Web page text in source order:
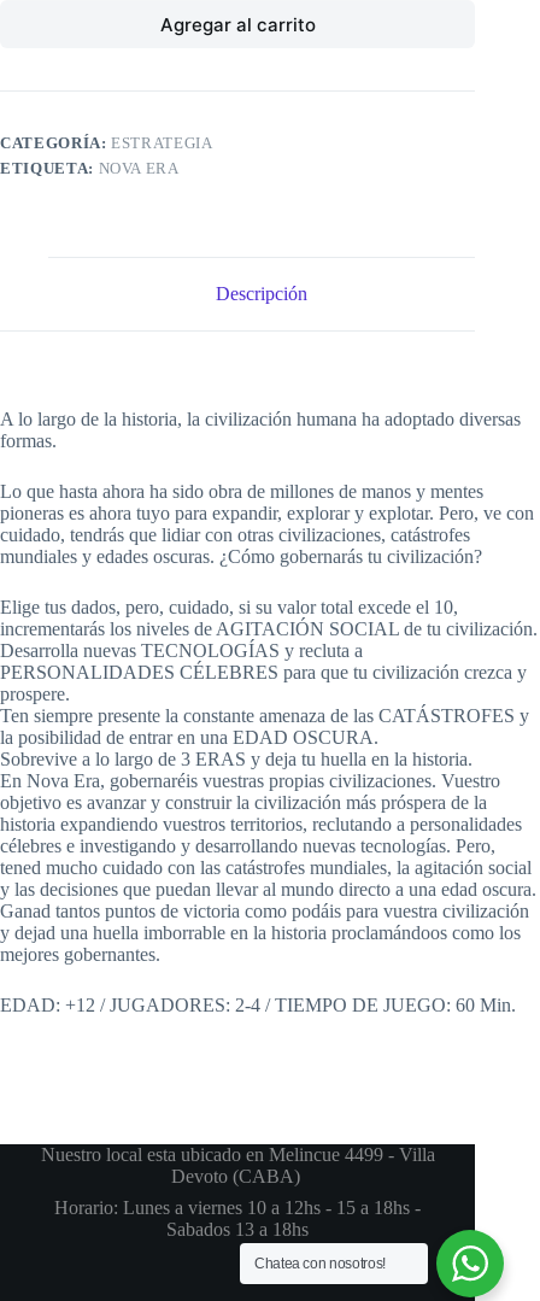
Agregar al carrito
CATEGORÍA:ESTRATEGIA
ETIQUETA: NOVA ERA
Descripción
A lo largo de la historia, la civilización humana ha adoptado diversas
formas.
Lo que hasta ahora ha sido obra de millones de manos y mentes
pioneras es ahora tuyo para expandir, explorar y explotar. Pero, ve con
cuidado, tendrás que lidiar con otras civilizaciones, catástrofes
mundiales y edades oscuras. ¿Cómo gobernarás tu civilización?
Elige tus dados, pero, cuidado, si su valor total excede el 10,
incrementarás los niveles de AGITACIÓN SOCIAL de tu civilización.
Desarrolla nuevas TECNOLOGÍAS y recluta a
PERSONALIDADES CÉLEBRES para que tu civilización crezca y
prospere.
Ten siempre presente la constante amenaza de las CATÁSTROFES y
la posibilidad de entrar en una EDAD OSCURA.
Sobrevive a lo largo de 3 ERAS y deja tu huella en la historia.
En Nova Era, gobernaréis vuestras propias civilizaciones. Vuestro
objetivo es avanzar y construir la civilización más próspera de la
historia expandiendo vuestros territorios, reclutando a personalidades
célebres e investigando y desarrollando nuevas tecnologías. Pero,
tened mucho cuidado con las catástrofes mundiales, la agitación social
y las decisiones que puedan llevar al mundo directo a una edad oscura.
Ganad tantos puntos de victoria como podáis para vuestra civilización
y dejad una huella imborrable en la historia proclamándoos como los
mejores gobernantes.
EDAD: +12 / JUGADORES: 2-4 / TIEMPO DE JUEGO: 60 Min.
Nuestro local esta ubicado en Melincue 4499 - Villa
Devoto (CABA)
Horario: Lunes a viernes 10 a 12hs - 15 a 18hs -
Sabados 13 a 18hs
Chatea con nosotros!